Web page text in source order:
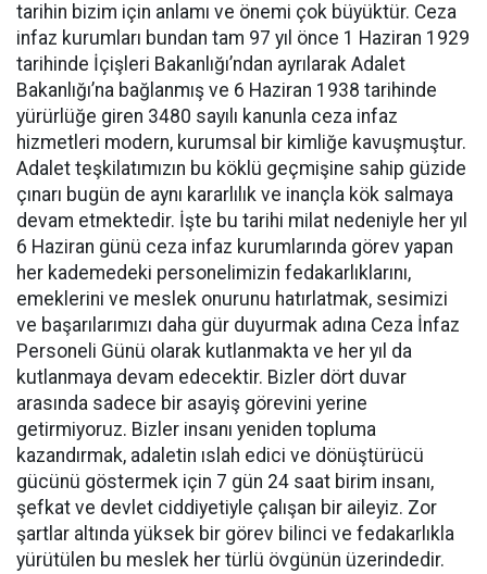
tarihin bizim için anlamı ve önemi çok büyüktür. Ceza
infaz kurumları bundan tam 97 yıl önce 1 Haziran 1929
tarihinde İçişleri Bakanlığı’ndan ayrılarak Adalet
Bakanlığı’na bağlanmış ve 6 Haziran 1938 tarihinde
yürürlüğe giren 3480 sayılı kanunla ceza infaz
hizmetleri modern, kurumsal bir kimliğe kavuşmuştur.
Adalet teşkilatımızın bu köklü geçmişine sahip güzide
çınarı bugün de aynı kararlılık ve inançla kök salmaya
devam etmektedir. İşte bu tarihi milat nedeniyle her yıl
6 Haziran günü ceza infaz kurumlarında görev yapan
her kademedeki personelimizin fedakarlıklarını,
emeklerini ve meslek onurunu hatırlatmak, sesimizi
ve başarılarımızı daha gür duyurmak adına Ceza İnfaz
Personeli Günü olarak kutlanmakta ve her yıl da
kutlanmaya devam edecektir. Bizler dört duvar
arasında sadece bir asayiş görevini yerine
getirmiyoruz. Bizler insanı yeniden topluma
kazandırmak, adaletin ıslah edici ve dönüştürücü
gücünü göstermek için 7 gün 24 saat birim insanı,
şefkat ve devlet ciddiyetiyle çalışan bir aileyiz. Zor
şartlar altında yüksek bir görev bilinci ve fedakarlıkla
yürütülen bu meslek her türlü övgünün üzerindedir.